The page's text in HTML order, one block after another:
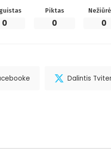
0
Piktas
0 0
Dalintis